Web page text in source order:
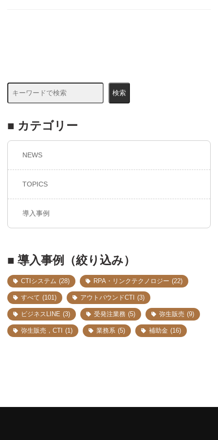
検索
■ カテゴリー
NEWS
TOPICS
導入事例
■ 導入事例（絞り込み）
CTIシステム (28) RPA・リンクテクノロジー (22)
すべて (101) アウトバウンドCTI (3)
ビジネスLINE (3) 受発注業務 (5) 弥生販売 (9)
弥生販売，CTI (1) 業務系 (5) 補助金 (16)